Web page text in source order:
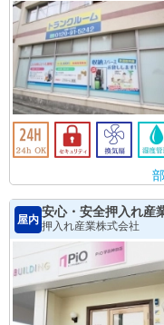
屋内
安心・安全押入れ
押入れ産業株式会社